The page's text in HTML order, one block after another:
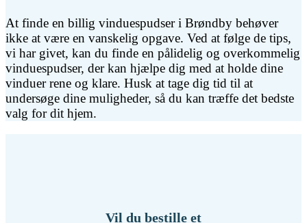
At finde en billig vinduespudser i Brøndby behøver
ikke at være en vanskelig opgave. Ved at følge de tips,
vi har givet, kan du finde en pålidelig og overkommelig
vinduespudser, der kan hjælpe dig med at holde dine
vinduer rene og klare. Husk at tage dig tid til at
undersøge dine muligheder, så du kan træffe det bedste
valg for dit hjem.
Vil du bestille et